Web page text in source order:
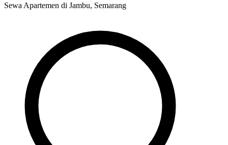
Sewa Apartemen di Jambu, Semarang